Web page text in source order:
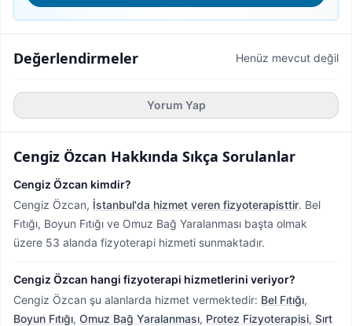
Değerlendirmeler Henüz mevcut değil
Yorum Yap
Cengiz Özcan Hakkında Sıkça Sorulanlar
Cengiz Özcan kimdir?
Cengiz Özcan, İstanbul'da hizmet veren fizyoterapisttir. Bel
Fıtığı, Boyun Fıtığı ve Omuz Bağ Yaralanması başta olmak
üzere 53 alanda fizyoterapi hizmeti sunmaktadır.
Cengiz Özcan hangi fizyoterapi hizmetlerini veriyor?
Cengiz Özcan şu alanlarda hizmet vermektedir: Bel Fıtığı,
Boyun Fıtığı, Omuz Bağ Yaralanması, Protez Fizyoterapisi, Sırt